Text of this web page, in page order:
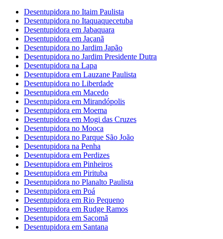
Desentupidora no Itaim Paulista
Desentupidora no Itaquaquecetuba
Desentupidora em Jabaquara
Desentupidora em Jaçanã
Desentupidora no Jardim Japão
Desentupidora no Jardim Presidente Dutra
Desentupidora na Lapa
Desentupidora em Lauzane Paulista
Desentupidora no Liberdade
Desentupidora em Macedo
Desentupidora em Mirandópolis
Desentupidora em Moema
Desentupidora em Mogi das Cruzes
Desentupidora no Mooca
Desentupidora no Parque São João
Desentupidora na Penha
Desentupidora em Perdizes
Desentupidora em Pinheiros
Desentupidora em Pirituba
Desentupidora no Planalto Paulista
Desentupidora em Poá
Desentupidora em Rio Pequeno
Desentupidora em Rudge Ramos
Desentupidora em Sacomã
Desentupidora em Santana